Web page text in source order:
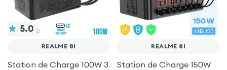
5.0
REALME 8I
Station de Charge 100W 3
REALME 8I
Station de Charge 150W